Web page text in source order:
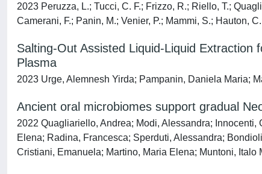
2023 Peruzza, L.; Tucci, C. F.; Frizzo, R.; Riello, T.;
Camerani, F.; Panin, M.; Venier, P.; Mammi, S.; Hauton,
Salting-Out Assisted Liquid-Liquid
Plasma
2023 Urge, Alemnesh Yirda; Pampanin, Daniela Maria;
Ancient oral microbiomes support gradual
2022 Quagliariello, Andrea; Modi, Alessandra;
Elena; Radina, Francesca; Sperduti, Alessandra;
Cristiani, Emanuela; Martino, Maria Elena; Muntoni, Italo